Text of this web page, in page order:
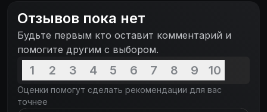
Отзывов пока нет
Будьте первым кто оставит комментарий и
помогите другим с выбором.
1 2 3 4 5 6 7 8 9 10
Оценки помогут сделать рекомендации для вас
точнее